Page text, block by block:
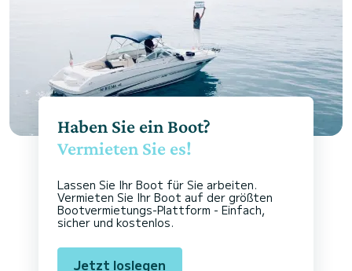
Haben Sie ein Boot?
Vermieten Sie es!
Lassen Sie Ihr Boot für Sie arbeiten.
Vermieten Sie Ihr Boot auf der größten
Bootvermietungs-Plattform - Einfach,
sicher und kostenlos.
Jetzt loslegen